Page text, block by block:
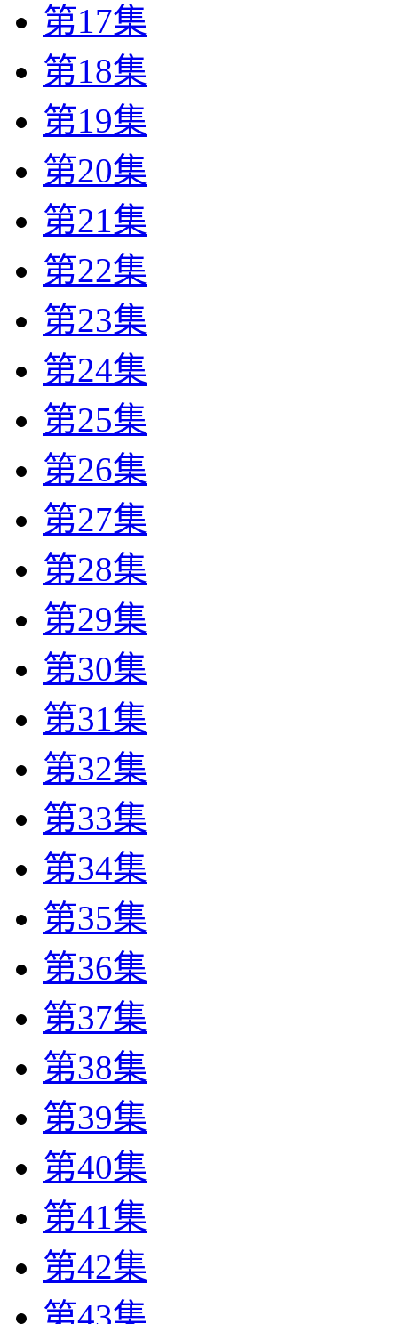
第17集
第18集
第19集
第20集
第21集
第22集
第23集
第24集
第25集
第26集
第27集
第28集
第29集
第30集
第31集
第32集
第33集
第34集
第35集
第36集
第37集
第38集
第39集
第40集
第41集
第42集
第43集